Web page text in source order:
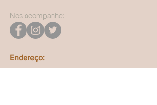
Nos acompanhe:
Endereço:
Rua Coronel Almerindo Rehem, Edifício